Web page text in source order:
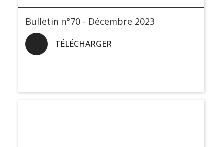
Bulletin n°70 - Décembre 2023
TÉLÉCHARGER